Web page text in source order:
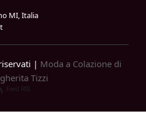
MI, Italia
| Moda a Colazione di
Tizzi
Feed RSS